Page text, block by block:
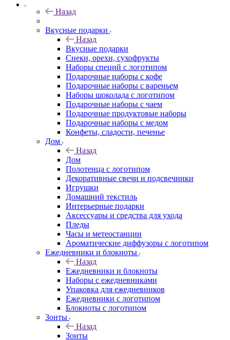
Назад
Вкусные подарки
Назад
Вкусные подарки
Снеки, орехи, сухофрукты
Наборы специй с логотипом
Подарочные наборы с кофе
Подарочные наборы с вареньем
Наборы шоколада с логотипом
Подарочные наборы с чаем
Подарочные продуктовые наборы
Подарочные наборы с медом
Конфеты, сладости, печенье
Дом
Назад
Дом
Полотенца с логотипом
Декоративные свечи и подсвечники
Игрушки
Домашний текстиль
Интерьерные подарки
Аксессуары и средства для ухода
Пледы
Часы и метеостанции
Ароматические диффузоры с логотипом
Ежедневники и блокноты
Назад
Ежедневники и блокноты
Наборы с ежедневниками
Упаковка для ежедневников
Ежедневники с логотипом
Блокноты с логотипом
Зонты
Назад
Зонты